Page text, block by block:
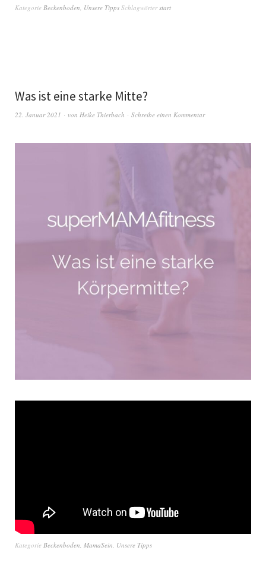
Kategorie Beckenboden Unsere Tipps Schlagwörterstart
Was ist eine starke Mitte?
22. Januar 2021 von Heike Thierbach Schreibe einen Kommentar
Kategorie Beckenboden MamaSein Unsere Tipps